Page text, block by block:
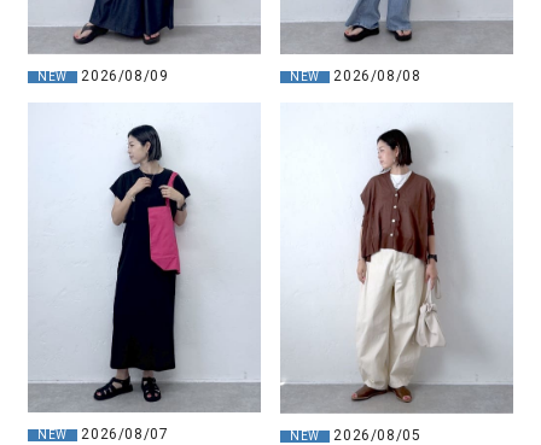
NEW 2026/08/09 NEW 2026/08/08
NEW 2026/08/07 NEW 2026/08/05